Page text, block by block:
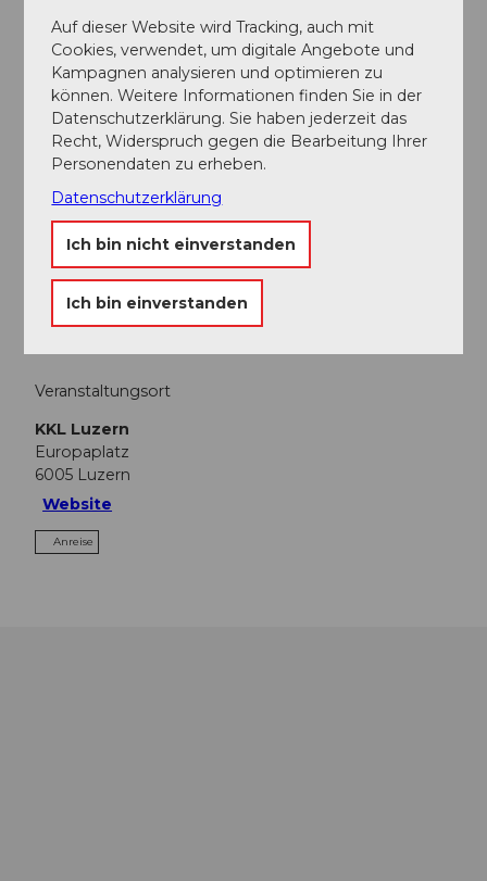
Luzerner Sinfonieorchester
In der Nähe Auf der Karte anschauen
Veranstaltung
Essen und Trinken
Veranstaltungsort
KKL Luzern
Europaplatz
6005 Luzern
Website
Anreise
Auf dieser Website wird Tracking, auch mit
Cookies, verwendet, um digitale Angebote und
Kampagnen analysieren und optimieren zu
können. Weitere Informationen finden Sie in der
Datenschutzerklärung. Sie haben jederzeit das
Recht, Widerspruch gegen die Bearbeitung Ihrer
Personendaten zu erheben.
Datenschutzerklärung
Ich bin nicht einverstanden
Ich bin einverstanden